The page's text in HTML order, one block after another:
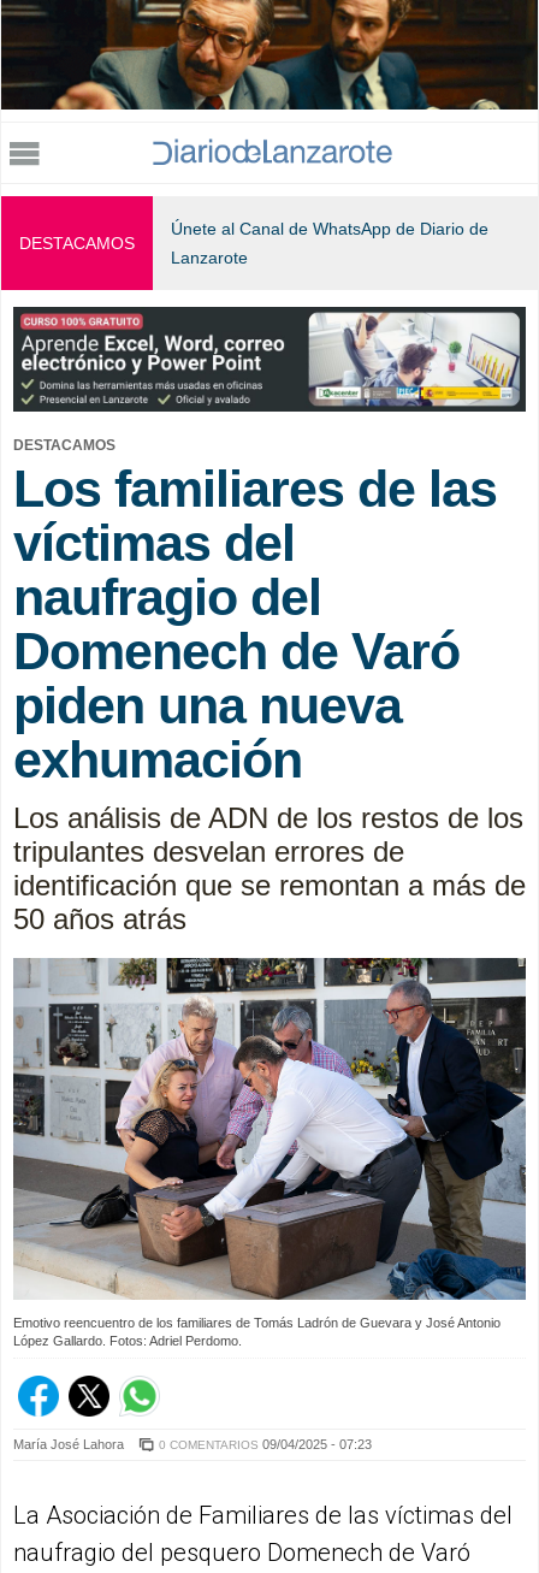
Jump to navigation
DESTACAMOS
Únete al Canal de WhatsApp de Diario de
Lanzarote
DESTACAMOS
Los familiares de las
víctimas del
naufragio del
Domenech de Varó
piden una nueva
exhumación
Los análisis de ADN de los restos de los
tripulantes desvelan errores de
identificación que se remontan a más de
50 años atrás
Emotivo reencuentro de los familiares de Tomás Ladrón de Guevara y José Antonio
López Gallardo. Fotos: Adriel Perdomo.
María José Lahora 0 COMENTARIOS 09/04/2025 - 07:23
La Asociación de Familiares de las víctimas del
naufragio del pesquero Domenech de Varó